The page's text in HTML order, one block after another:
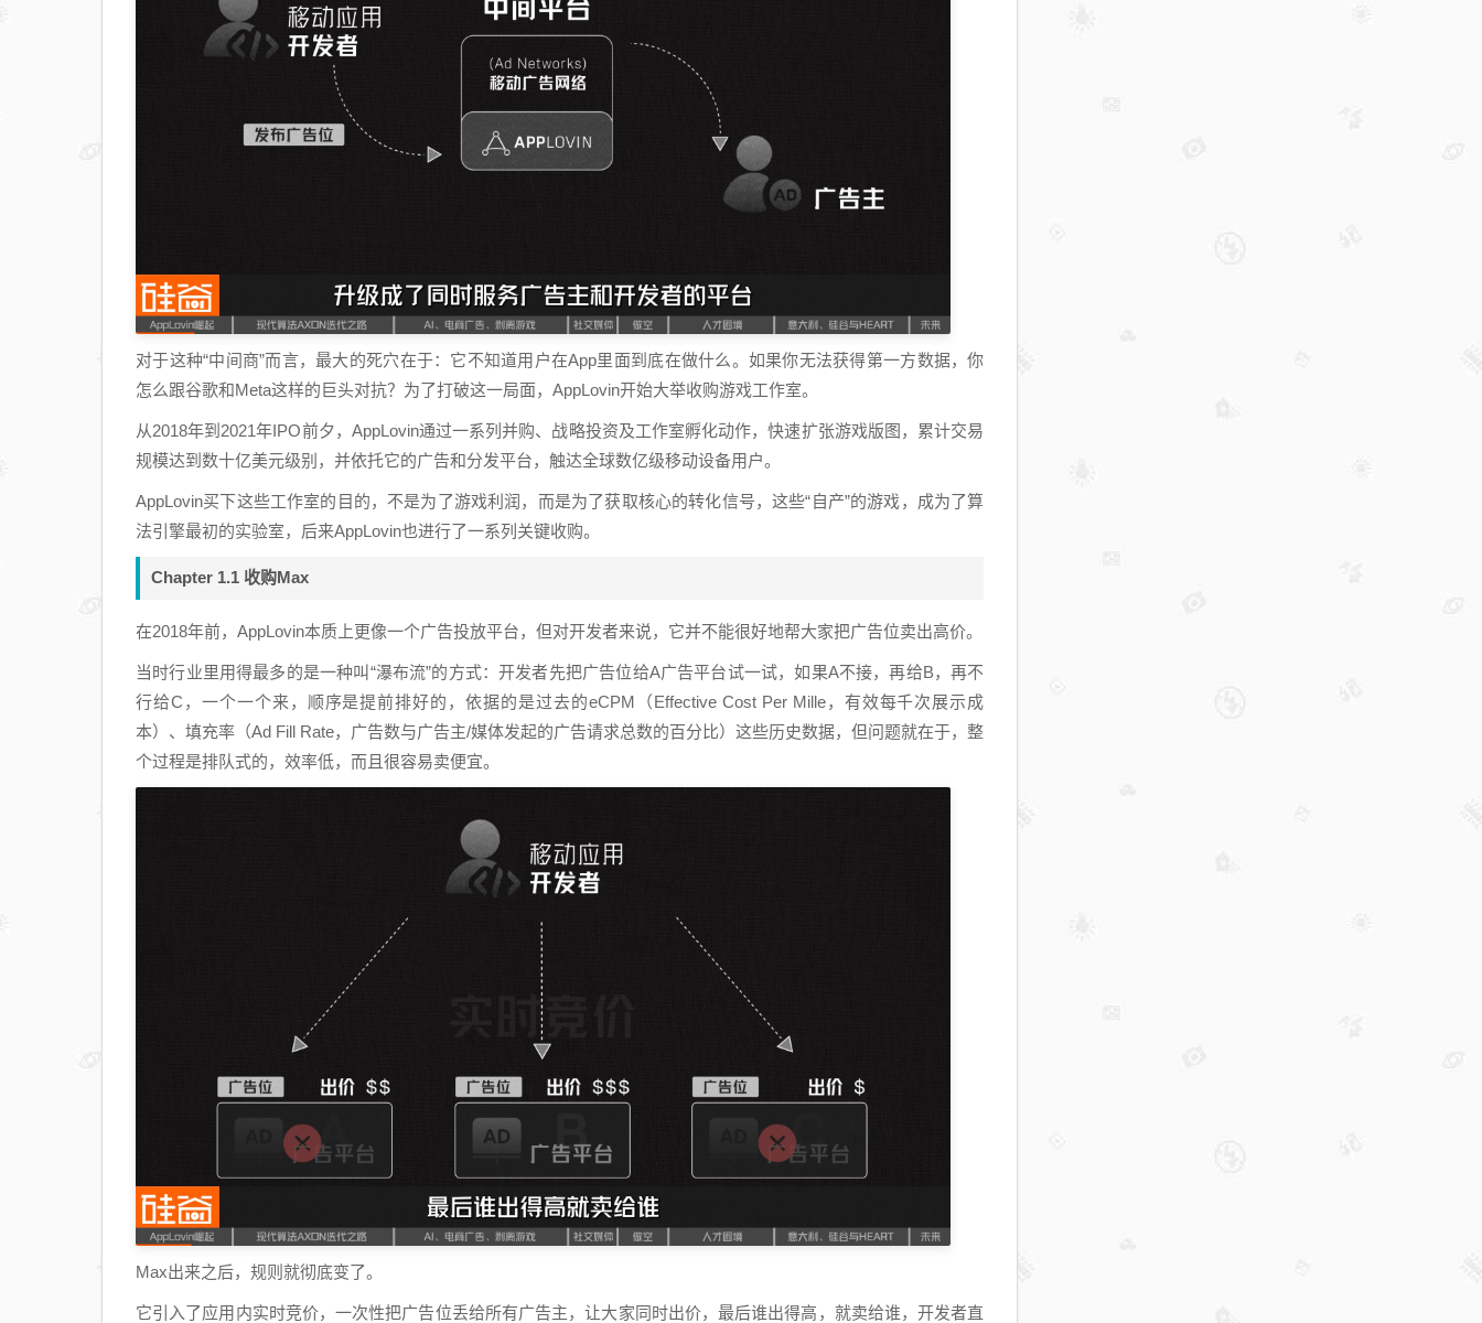
对于这种“中间商”而言，最大的死穴在于：它不知道用户在App里面到底在做什么。如果你无法获得第一方数据，你
怎么跟谷歌和Meta这样的巨头对抗？为了打破这一局面，AppLovin开始大举收购游戏工作室。
从2018年到2021年IPO前夕，AppLovin通过一系列并购、战略投资及工作室孵化动作，快速扩张游戏版图，累计交易
规模达到数十亿美元级别，并依托它的广告和分发平台，触达全球数亿级移动设备用户。
AppLovin买下这些工作室的目的，不是为了游戏利润，而是为了获取核心的转化信号，这些“自产”的游戏，成为了算
法引擎最初的实验室，后来AppLovin也进行了一系列关键收购。
Chapter 1.1 收购Max
在2018年前，AppLovin本质上更像一个广告投放平台，但对开发者来说，它并不能很好地帮大家把广告位卖出高价。
当时行业里用得最多的是一种叫“瀑布流”的方式：开发者先把广告位给A广告平台试一试，如果A不接，再给B，再不
行给C，一个一个来，顺序是提前排好的，依据的是过去的eCPM（Effective Cost Per Mille，有效每千次展示成
本）、填充率（Ad Fill Rate，广告数与广告主/媒体发起的广告请求总数的百分比）这些历史数据，但问题就在于，整
个过程是排队式的，效率低，而且很容易卖便宜。
Max出来之后，规则就彻底变了。
它引入了应用内实时竞价，一次性把广告位丢给所有广告主，让大家同时出价，最后谁出得高，就卖给谁，开发者直